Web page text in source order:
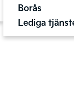
Borås
Lediga